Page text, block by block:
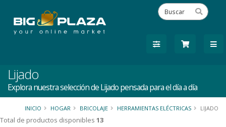
Lijado
Explora nuestra selección de Lijado pensada para el día a día
INICIO HOGAR BRICOLAJE HERRAMIENTAS ELÉCTRICAS LIJADO
Total de productos disponibles 13